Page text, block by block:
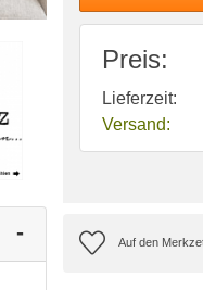
Preis:
Lieferzeit:
Versand: